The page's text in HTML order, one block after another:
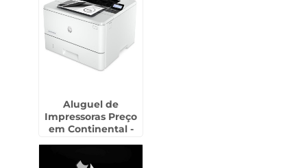
Aluguel de
Impressoras Preço
em Continental -